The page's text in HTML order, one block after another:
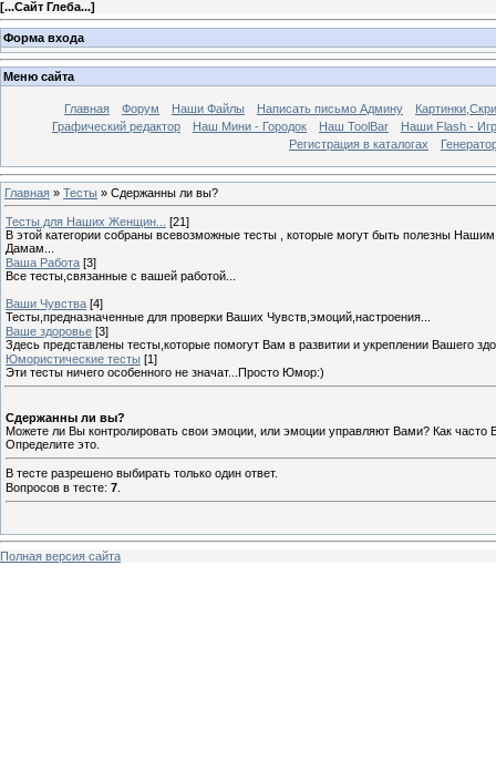
[...Сайт Глеба...]
Форма входа
Меню сайта
Главная Форум Наши Файлы Написать письмо Админу
Графический редактор
Наш Мини - Городок Наш ToolBar
Наши Flash -
Регистрация в каталогах
Главная » Тесты » Сдержанны ли вы?
Тесты для Наших Женщин...
[21]
В этой категории собраны всевозможные тесты , которые могут быть полезны
Дамам...
Ваша Работа [3]
Все тесты,связанные с вашей работой...
Ваши Чувства [4]
Тесты,предназначенные для проверки Ваших Чувств,эмоций,настроения...
Ваше здоровье [3]
Здесь представлены тесты,которые помогут Вам в развитии и укреплении Вашего
Юмористические тесты [1]
Эти тесты ничего особенного не значат...Просто Юмор:)
Сдержанны ли вы?
Можете ли Вы контролировать свои эмоции, или эмоции управляют Вами? Как
Определите это.
В тесте разрешено выбирать только один ответ.
Вопросов в тесте: 7
Полная версия сайта